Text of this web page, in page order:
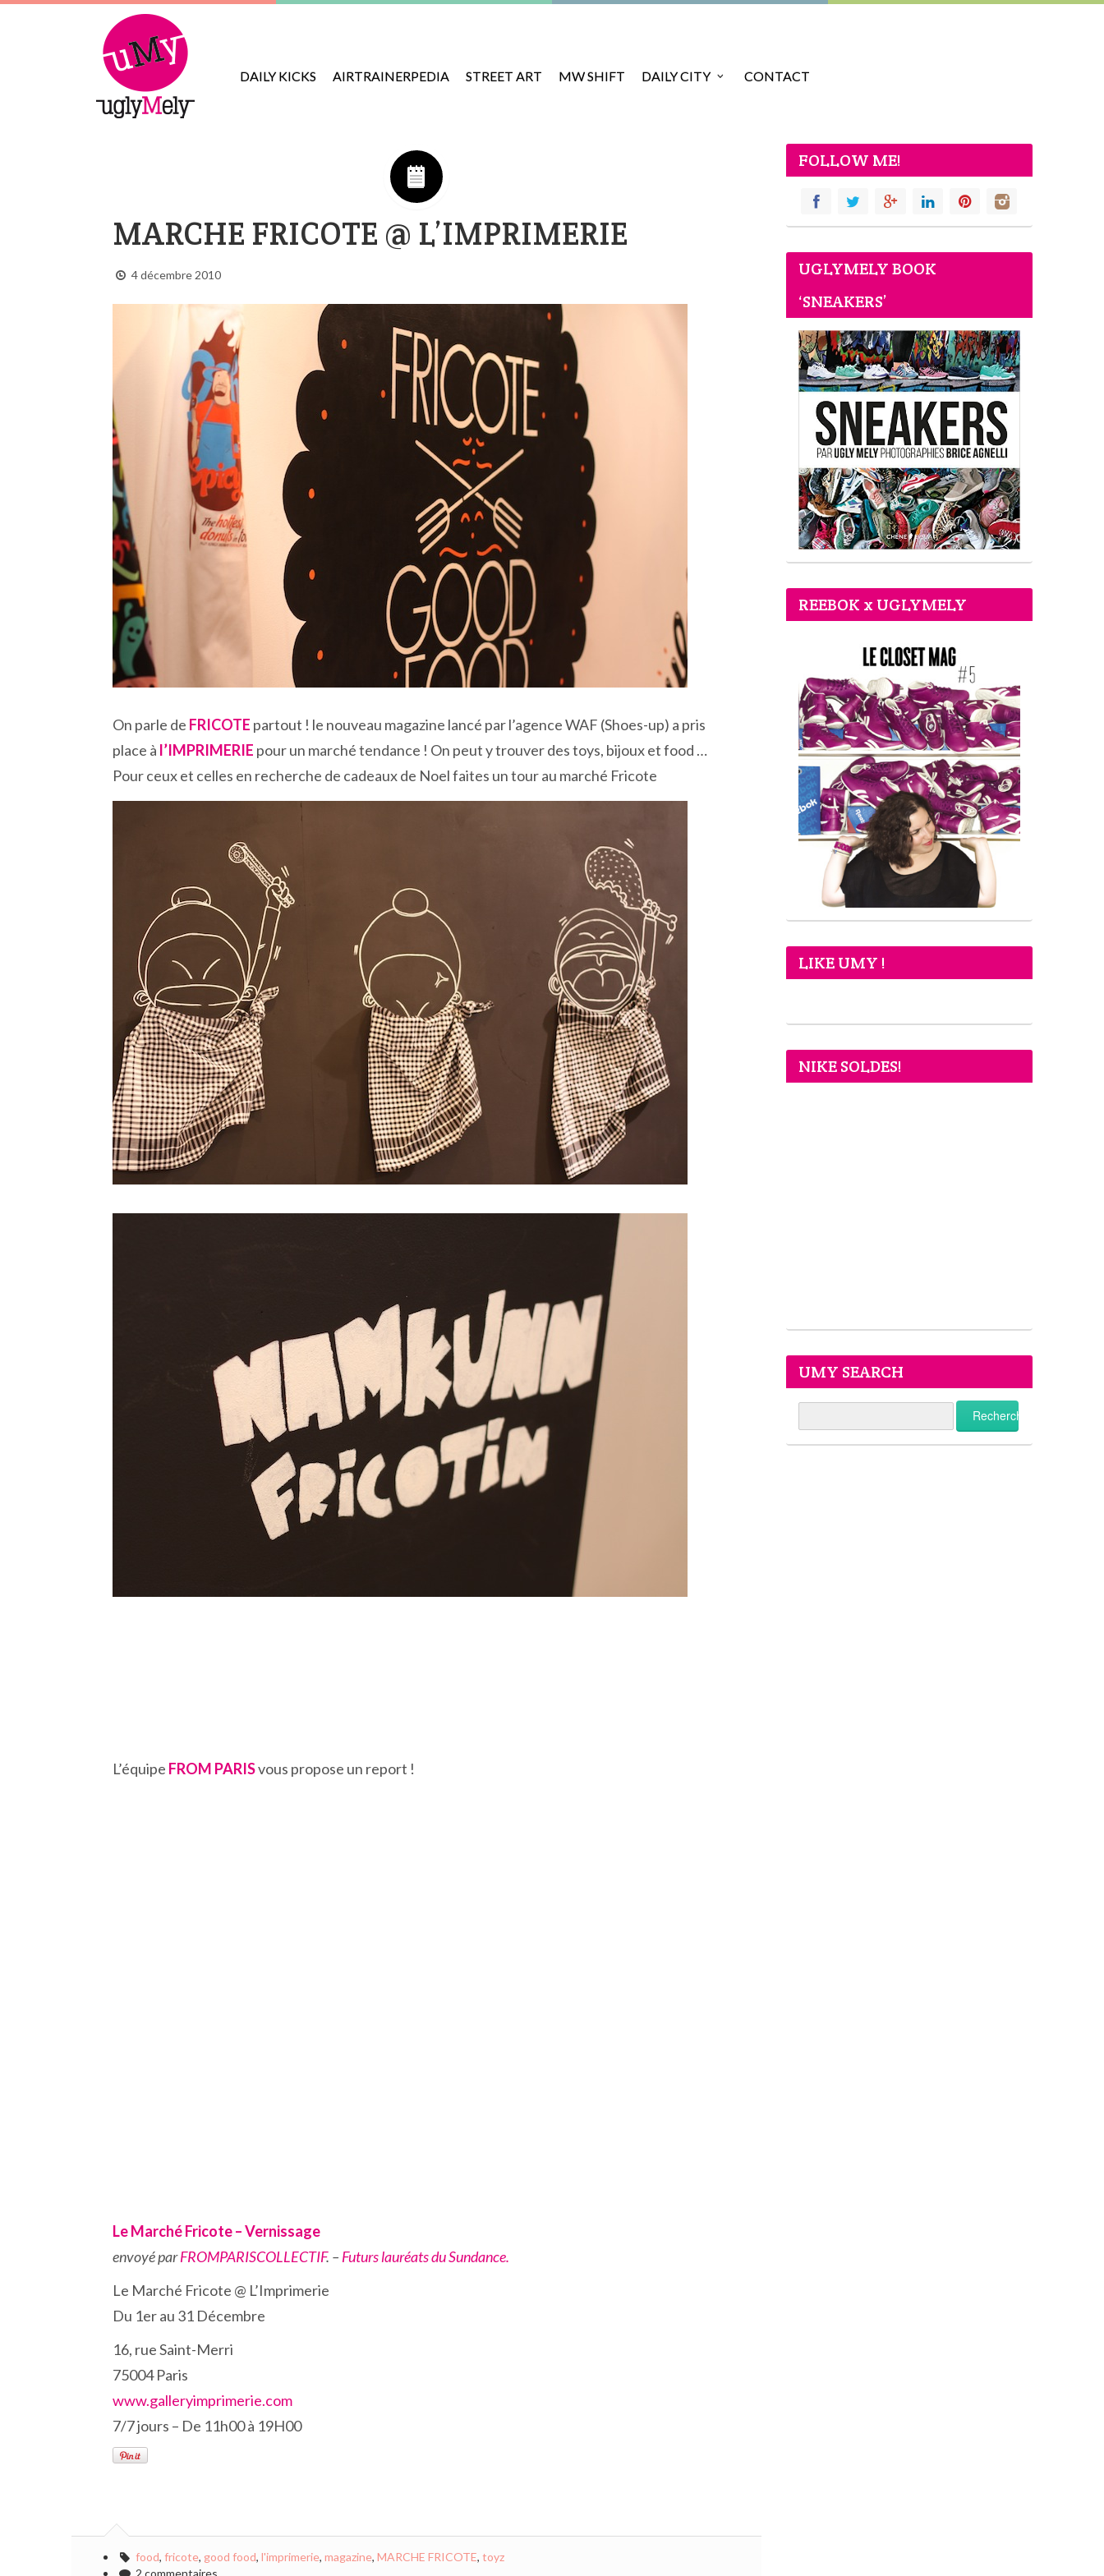
DAILY KICKS AIRTRAINERPEDIA STREET ART MW SHIFT DAILY CITY CONTACT
MARCHE FRICOTE @ L’IMPRIMERIE
4 décembre 2010
On parle de FRICOTE partout ! le nouveau magazine lancé par l’agence WAF (Shoes-up) a pris
place à l’IMPRIMERIE pour un marché tendance ! On peut y trouver des toys, bijoux et food …
Pour ceux et celles en recherche de cadeaux de Noel faites un tour au marché Fricote
L’équipe FROM PARISvous propose un report !
Le Marché Fricote – Vernissage
envoyé parFROMPARISCOLLECTIF. – Futurs lauréats du Sundance.
Le Marché Fricote @ L’Imprimerie
Du 1er au 31 Décembre
16, rue Saint-Merri
75004 Paris
www.galleryimprimerie.com
7/7 jours – De 11h00 à 19H00
food, fricote, good food, l'imprimerie, magazine, MARCHE FRICOTE, toyz
2 commentaires
FOLLOW ME!
UGLYMELY BOOK
‘SNEAKERS’
REEBOK x UGLYMELY
LIKE UMY !
NIKE SOLDES!
UMY SEARCH